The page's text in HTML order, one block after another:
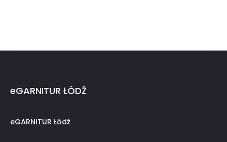
eGARNITUR ŁÓDŹ
eGARNITUR Łódź